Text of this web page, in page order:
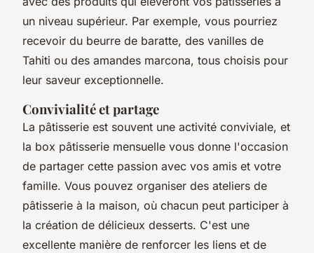
un niveau supérieur. Par exemple, vous pourriez
recevoir du beurre de baratte, des vanilles de
Tahiti ou des amandes marcona, tous choisis pour
leur saveur exceptionnelle.
Convivialité et partage
La pâtisserie est souvent une activité conviviale, et
la box pâtisserie mensuelle vous donne l'occasion
de partager cette passion avec vos amis et votre
famille. Vous pouvez organiser des ateliers de
pâtisserie à la maison, où chacun peut participer à
la création de délicieux desserts. C'est une
excellente manière de renforcer les liens et de